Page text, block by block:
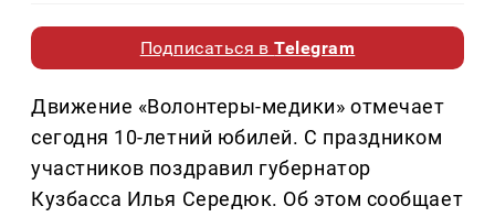
Подписаться вTelegram
Движение «Волонтеры-медики» отмечает
сегодня 10-летний юбилей. С праздником
участников поздравил губернатор
Кузбасса Илья Середюк. Об этом сообщает